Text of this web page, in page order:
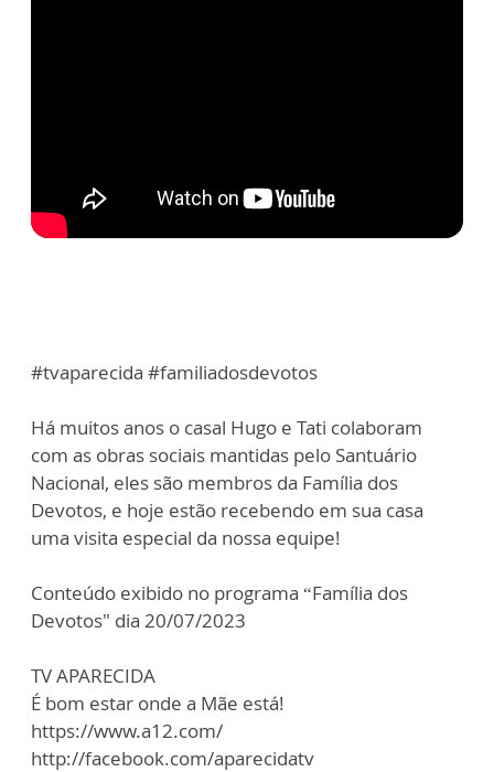
#tvaparecida #familiadosdevotos
Há muitos anos o casal Hugo e Tati colaboram
com as obras sociais mantidas pelo Santuário
Nacional, eles são membros da Família dos
Devotos, e hoje estão recebendo em sua casa
uma visita especial da nossa equipe!
Conteúdo exibido no programa “Família dos
Devotos" dia 20/07/2023
TV APARECIDA
É bom estar onde a Mãe está!
https://www.a12.com/
http://facebook.com/aparecidatv